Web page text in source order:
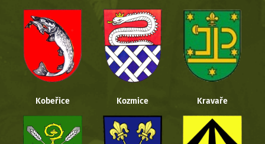
Kobeřice Kozmice Kravaře